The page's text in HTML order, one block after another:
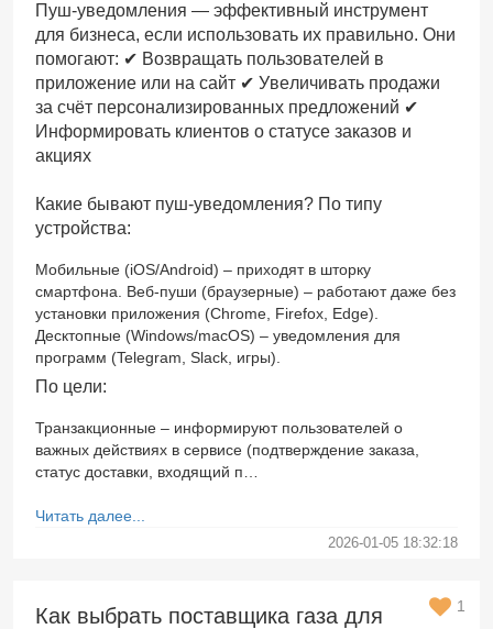
Пуш-уведомления — эффективный инструмент
для бизнеса, если использовать их правильно. Они
помогают: ✔ Возвращать пользователей в
приложение или на сайт ✔ Увеличивать продажи
за счёт персонализированных предложений ✔
Информировать клиентов о статусе заказов и
акциях
Какие бывают пуш-уведомления? По типу
устройства:
Мобильные (iOS/Android) – приходят в шторку
смартфона. Веб-пуши (браузерные) – работают даже без
установки приложения (Chrome, Firefox, Edge).
Десктопные (Windows/macOS) – уведомления для
программ (Telegram, Slack, игры).
По цели:
Транзакционные – информируют пользователей о
важных действиях в сервисе (подтверждение заказа,
статус доставки, входящий п…
Читать далее...
2026-01-05 18:32:18
Как выбрать поставщика газа для
1